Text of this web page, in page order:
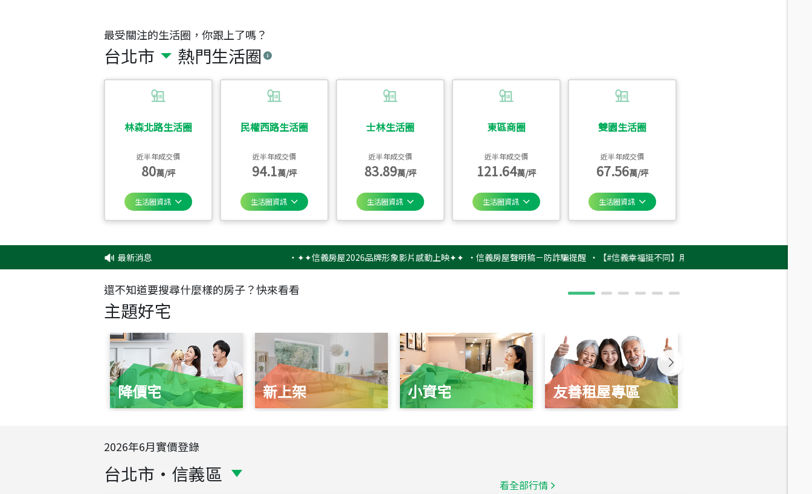
最受關注的生活圈，你跟上了嗎？
台北市 熱門生活圈
林森北路生活圈
近半年成交價
80萬/坪
生活圈資訊
民權西路生活圈
近半年成交價
94.1萬/坪
生活圈資訊
士林生活圈
近半年成交價
83.89萬/坪
生活圈資訊
東區商圈
近半年成交價
121.64萬/坪
生活圈資訊
雙園生活圈
近半年成交價
67.56萬/坪
生活圈資訊
最新消息 ✦✦信義房屋2026品牌形象影片感動上映✦✦ ‧信義房屋聲明稿－防詐騙提醒 ‧【#信義幸福挺不同】用實力，讓升職免抽號碼牌！最新雇主品
還不知道要搜尋什麼樣的房子？快來看看
主題好宅
降價宅 新上架 小資宅 友善租屋專區
2026年6月實價登錄
台北市 ・ 信義區 看全部行情
台北市中山區長春路